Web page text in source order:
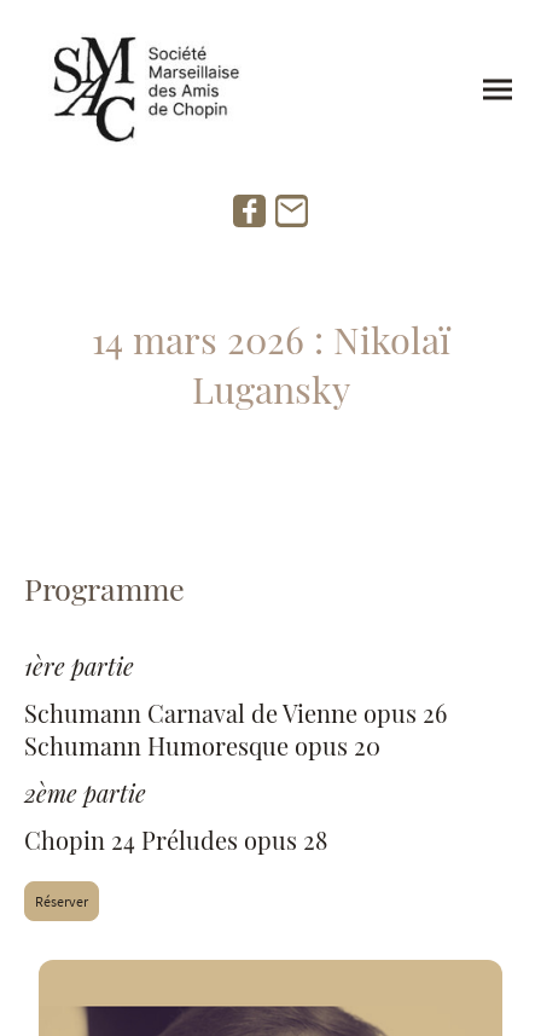
14 mars 2026 : Nikolaï
Lugansky
Programme
1ère partie
Schumann Carnaval de Vienne opus 26
Schumann Humoresque opus 20
2ème partie
Chopin 24 Préludes opus 28
Réserver